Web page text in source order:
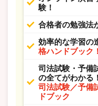
験！
合格者の勉強法
効率的な学習の
格ハンドブック！
司法試験・予備
の全てがわかる！
司法試験／予備
ドブック